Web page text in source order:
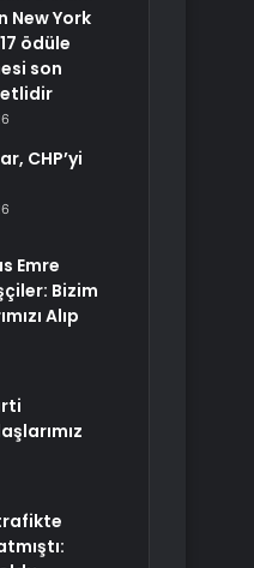
New York
ödüle
son
CHP’yi
Emre
Bizim
Alıp